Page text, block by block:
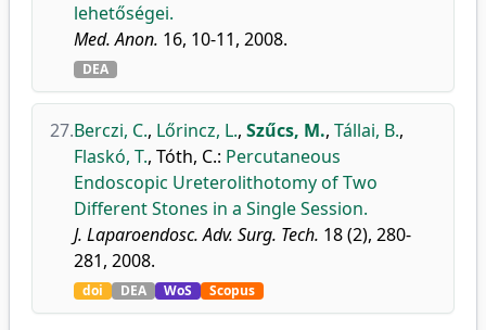
lehetőségei.
Med. Anon. 16, 10-11, 2008.
DEA
27.Berczi, C., Lőrincz, L., Szűcs, M., Tállai, B.,
Flaskó, T., Tóth, C.: Percutaneous
Endoscopic Ureterolithotomy of Two
Different Stones in a Single Session.
J. Laparoendosc. Adv. Surg. Tech. 18 (2), 280-
281, 2008.
doi DEA WoS Scopus